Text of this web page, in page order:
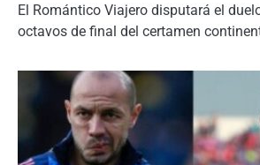
El Romántico Viajero disputará el
octavos de final del certamen